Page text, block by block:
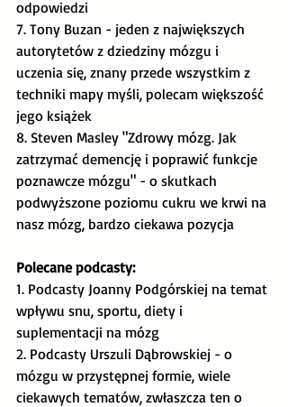
odpowiedzi
7. Tony Buzan - jeden z największych
autorytetów z dziedziny mózgu i
uczenia się, znany przede wszystkim z
techniki mapy myśli, polecam większość
jego książek
8. Steven Masley "Zdrowy mózg. Jak
zatrzymać demencję i poprawić funkcje
poznawcze mózgu" - o skutkach
podwyższone poziomu cukru we krwi na
nasz mózg, bardzo ciekawa pozycja
Polecane podcasty:
1. Podcasty Joanny Podgórskiej na temat
wpływu snu, sportu, diety i
suplementacji na mózg
2. Podcasty Urszuli Dąbrowskiej - o
mózgu w przystępnej formie, wiele
ciekawych tematów, zwłaszcza ten o